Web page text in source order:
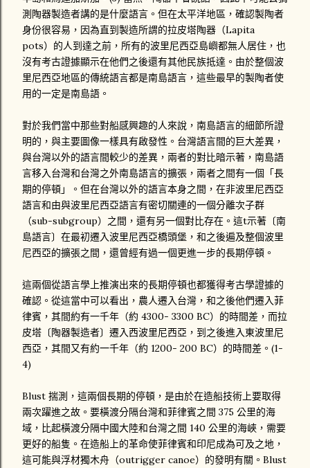
測陶器製造者講的是什麼語言。但在太平洋地區，確認製陶者
身份很容易，因為直到製造所謂的拉皮塔陶器（Lapita
pots）的人到達之前，所有的波里尼西亞島嶼都無人居住，也
沒有考古證據顯示在他們之後還有其他民族抵達。由於整個波
里尼西亞地區的傳統語言都是南島語言，這些最早的製陶者使
用的一定是南島語。
對於我們當中那些對船感興趣的人來說，南島語言的細節所證
明的，與主要圖像一樣具有啟發性。台灣語言間的巨大差異，
與台灣以外的語言間較少的差異，兩者的對比暗示著，南島語
言移入台灣和台灣之外南島語言的擴張，兩者之間有一個「長
期的停頓」。但在台灣以外的語言本身之間，在非波里尼西亞
語言和由與波里尼西亞語言有密切關連的一個分離次子群
（sub-subgroup）之間，還有另一個對比存在。這t示著〔南
島語言〕在最初遷入波里尼西亞橋頭堡，和之後遍及整個波里
尼西亞的擴張之間，還曾經有過一個更進一步的長期停頓。
這兩個從語言學上推演出來的長期停頓也都獲得考古學證據的
確認。從這當中可以看出，農人遷入台灣，和之後他們遷入菲
律賓，其間約有一千年（約 4300- 3300 BC）的時間差，而拉
皮塔〔陶器製造者〕遷入西波里尼西亞，到之後進入東波里尼
西亞，其間又有約一千年（約 1200- 200 BC）的時間差。(1-
4)
Blust 揣測，這兩個長期的停頓，是由於在造船技術上要取得
兩次躍進之故。要橫渡分隔台灣和菲律賓之間 375 公里的海
域，比起橫渡分隔中國大陸和台灣之間 140 公里的海峽，需要
更好的船隻。在造船上的革命使菲律賓和印尼成為可及之地，
這可能與浮材獨木舟（outrigger canoe）的發明有關。Blust